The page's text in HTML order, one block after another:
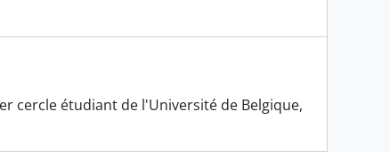
cercle étudiant de l'Université de Belgique,